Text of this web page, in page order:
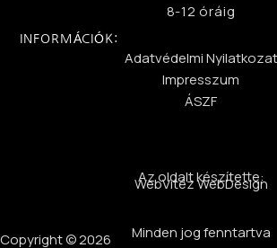
8-12 óráig
INFORMÁCIÓK:
Adatvédelmi Nyilatkozat
Impresszum
ÁSZF
Az oldalt készítette:
WebVitéz WebDesign
Minden jog fenntartva
Copyright © 2026